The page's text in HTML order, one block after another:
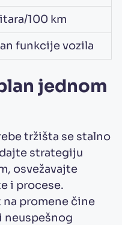
100 km
funkcije vozila
jednom
tržišta se stalno
strategiju
osvežavajte
i procese.
promene čine
neuspešnog